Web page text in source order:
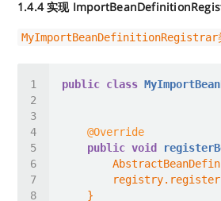
1.4.4 实现
MyImportBeanDefinitionRegistrar
public class
@Override
public void